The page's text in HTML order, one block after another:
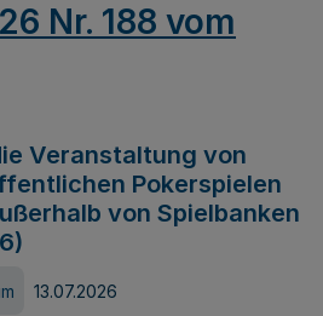
Nr. 188 vom
Veranstaltung von
Pokerspielen
von Spielbanken
13.07.2026